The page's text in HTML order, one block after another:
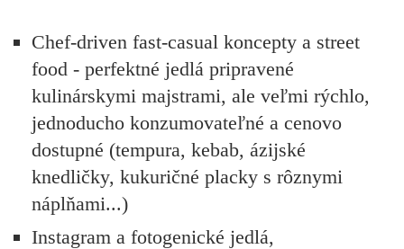
Chef-driven fast-casual koncepty a street
food - perfektné jedlá pripravené
kulinárskymi majstrami, ale veľmi rýchlo,
jednoducho konzumovateľné a cenovo
dostupné (tempura, kebab, ázijské
knedličky, kukuričné placky s rôznymi
náplňami...)
Instagram a fotogenické jedlá,